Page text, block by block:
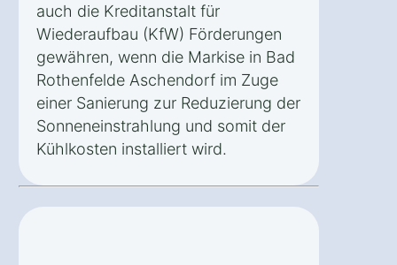
auch die Kreditanstalt für
Wiederaufbau (KfW) Förderungen
gewähren, wenn die Markise in Bad
Rothenfelde Aschendorf im Zuge
einer Sanierung zur Reduzierung der
Sonneneinstrahlung und somit der
Kühlkosten installiert wird.